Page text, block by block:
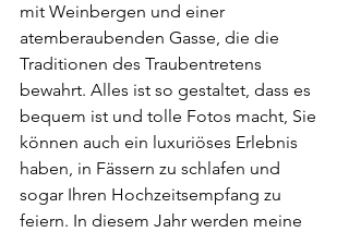
mit Weinbergen und einer
atemberaubenden Gasse, die die
Traditionen des Traubentretens
bewahrt. Alles ist so gestaltet, dass es
bequem ist und tolle Fotos macht, Sie
können auch ein luxuriöses Erlebnis
haben, in Fässern zu schlafen und
sogar Ihren Hochzeitsempfang zu
feiern. In diesem Jahr werden meine